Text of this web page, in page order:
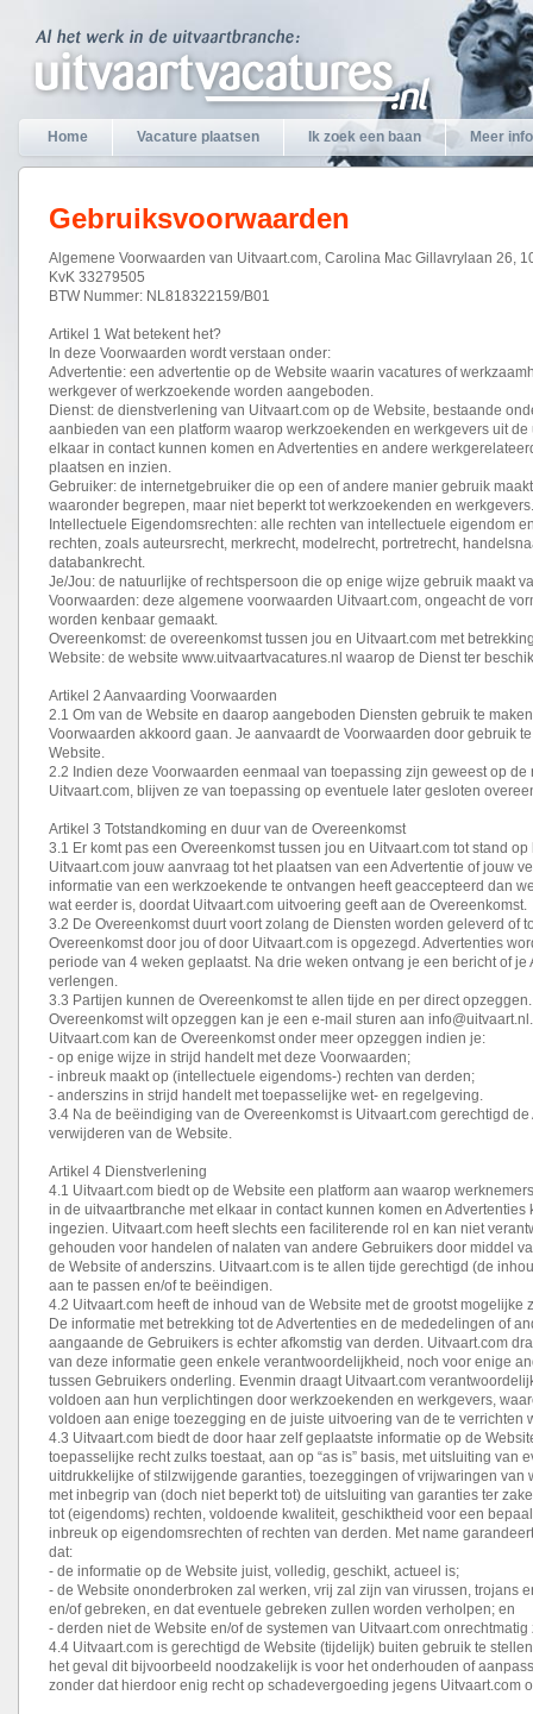
Home Vacature plaatsen Ik zoek een baan Meer info
Gebruiksvoorwaarden
Algemene Voorwaarden van Uitvaart.com, Carolina Mac Gillavrylaan 26,
KvK 33279505
BTW Nummer: NL818322159/B01
Artikel 1 Wat betekent het?
In deze Voorwaarden wordt verstaan onder:
Advertentie: een advertentie op de Website waarin vacatures of
werkgever of werkzoekende worden aangeboden.
Dienst: de dienstverlening van Uitvaart.com op de Website, bestaande
aanbieden van een platform waarop werkzoekenden en werkgevers uit de
elkaar in contact kunnen komen en Advertenties en andere
plaatsen en inzien.
Gebruiker: de internetgebruiker die op een of andere manier gebruik
waaronder begrepen, maar niet beperkt tot werkzoekenden en werkgevers.
Intellectuele Eigendomsrechten: alle rechten van intellectuele eigendom
rechten, zoals auteursrecht, merkrecht, modelrecht, portretrecht,
databankrecht.
Je/Jou: de natuurlijke of rechtspersoon die op enige wijze gebruik maakt
Voorwaarden: deze algemene voorwaarden Uitvaart.com, ongeacht de
worden kenbaar gemaakt.
Overeenkomst: de overeenkomst tussen jou en Uitvaart.com met
Website: de website www.uitvaartvacatures.nl waarop de Dienst ter
Artikel 2 Aanvaarding Voorwaarden
2.1 Om van de Website en daarop aangeboden Diensten gebruik te
Voorwaarden akkoord gaan. Je aanvaardt de Voorwaarden door gebruik
Website.
2.2 Indien deze Voorwaarden eenmaal van toepassing zijn geweest op de
Uitvaart.com, blijven ze van toepassing op eventuele later gesloten
Artikel 3 Totstandkoming en duur van de Overeenkomst
3.1 Er komt pas een Overeenkomst tussen jou en Uitvaart.com tot stand op
Uitvaart.com jouw aanvraag tot het plaatsen van een Advertentie of jouw
informatie van een werkzoekende te ontvangen heeft geaccepteerd dan
wat eerder is, doordat Uitvaart.com uitvoering geeft aan de Overeenkomst.
3.2 De Overeenkomst duurt voort zolang de Diensten worden geleverd of
Overeenkomst door jou of door Uitvaart.com is opgezegd. Advertenties
periode van 4 weken geplaatst. Na drie weken ontvang je een bericht of je
verlengen.
3.3 Partijen kunnen de Overeenkomst te allen tijde en per direct
Overeenkomst wilt opzeggen kan je een e-mail sturen aan info@uitvaart.nl.
Uitvaart.com kan de Overeenkomst onder meer opzeggen indien je:
- op enige wijze in strijd handelt met deze Voorwaarden;
- inbreuk maakt op (intellectuele eigendoms-) rechten van derden;
- anderszins in strijd handelt met toepasselijke wet- en regelgeving.
3.4 Na de beëindiging van de Overeenkomst is Uitvaart.com gerechtigd de
verwijderen van de Website.
Artikel 4 Dienstverlening
4.1 Uitvaart.com biedt op de Website een platform aan waarop
in de uitvaartbranche met elkaar in contact kunnen komen en Advertenties
ingezien. Uitvaart.com heeft slechts een faciliterende rol en kan niet
gehouden voor handelen of nalaten van andere Gebruikers door middel
de Website of anderszins. Uitvaart.com is te allen tijde gerechtigd (de
aan te passen en/of te beëindigen.
4.2 Uitvaart.com heeft de inhoud van de Website met de grootst mogelijke
De informatie met betrekking tot de Advertenties en de mededelingen of
aangaande de Gebruikers is echter afkomstig van derden. Uitvaart.com
van deze informatie geen enkele verantwoordelijkheid, noch voor enige
tussen Gebruikers onderling. Evenmin draagt Uitvaart.com
voldoen aan hun verplichtingen door werkzoekenden en werkgevers,
voldoen aan enige toezegging en de juiste uitvoering van de te verrichten
4.3 Uitvaart.com biedt de door haar zelf geplaatste informatie op de
toepasselijke recht zulks toestaat, aan op “as is” basis, met uitsluiting van
uitdrukkelijke of stilzwijgende garanties, toezeggingen of vrijwaringen van
met inbegrip van (doch niet beperkt tot) de uitsluiting van garanties ter
tot (eigendoms) rechten, voldoende kwaliteit, geschiktheid voor een
inbreuk op eigendomsrechten of rechten van derden. Met name
dat:
- de informatie op de Website juist, volledig, geschikt, actueel is;
- de Website ononderbroken zal werken, vrij zal zijn van virussen, trojans
en/of gebreken, en dat eventuele gebreken zullen worden verholpen; en
- derden niet de Website en/of de systemen van Uitvaart.com
4.4 Uitvaart.com is gerechtigd de Website (tijdelijk) buiten gebruik te
het geval dit bijvoorbeeld noodzakelijk is voor het onderhouden of
zonder dat hierdoor enig recht op schadevergoeding jegens Uitvaart.com